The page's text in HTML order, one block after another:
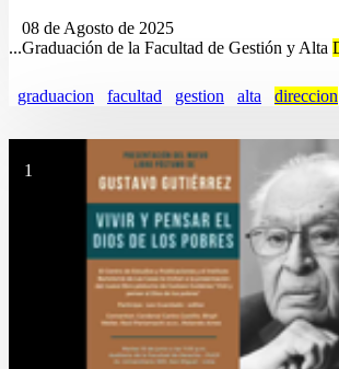
08 de Agosto de 2025
...Graduación de la Facultad de Gestión y Alta
graduacion facultad gestion alta direccion
1